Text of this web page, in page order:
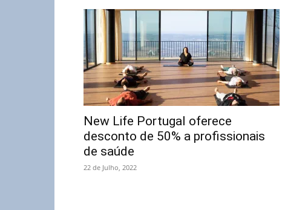
New Life Portugal oferece
desconto de 50% a profissionais
de saúde
22 de Julho, 2022